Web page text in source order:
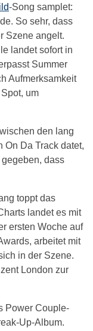
-Song samplet:
So sehr, dass
Szene angelt.
landet sofort in
Summer
Aufmerksamkeit
um
den lang
On Da Track datet,
dass
toppt das
landet es mit
ersten Woche auf
arbeitet mit
in der Szene.
London zur
Power Couple-
Up-Album.